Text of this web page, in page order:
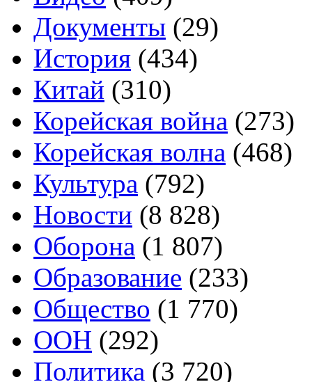
Документы (29)
История (434)
Китай (310)
Корейская война (273)
Корейская волна (468)
Культура (792)
Новости (8 828)
Оборона (1 807)
Образование (233)
Общество (1 770)
ООН (292)
Политика (3 720)